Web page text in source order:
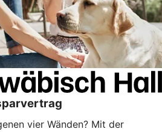
vier Wänden? Mit der